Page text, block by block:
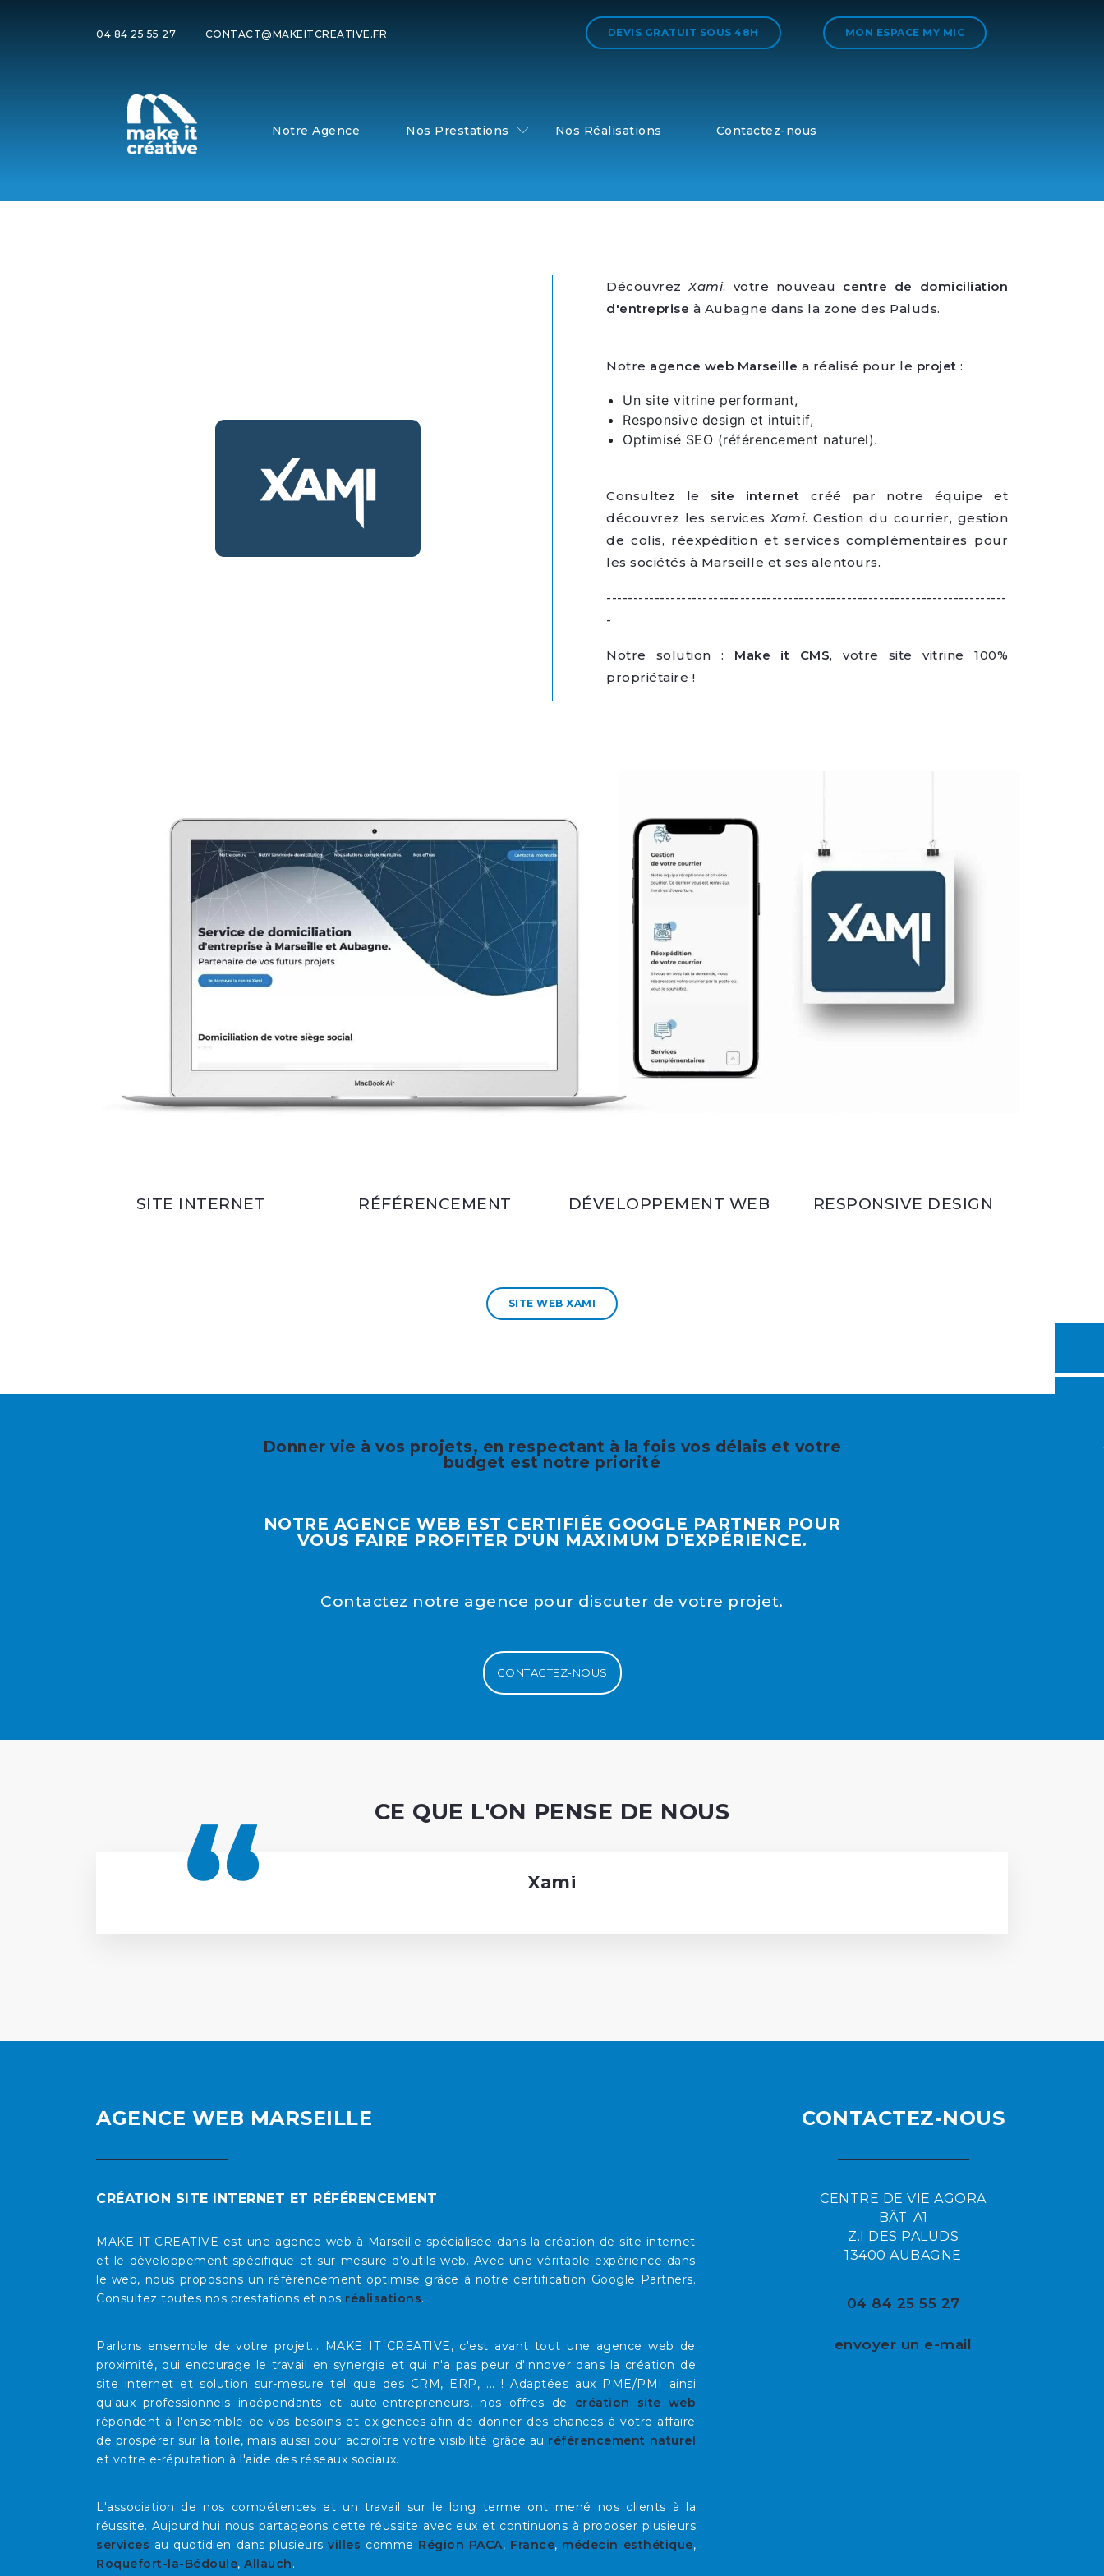
04 84 25 55 27 CONTACT@MAKEITCREATIVE.FR DEVIS GRATUIT SOUS 48H MON ESPACE MY MIC
Notre Agence Nos Prestations Nos Réalisations Contactez-nous
Découvrez Xami, votre nouveau centre de domiciliation
d'entreprise à Aubagne dans la zone des Paluds.
Notre agence web Marseille a réalisé pour le projet :
Un site vitrine performant,
Responsive design et intuitif,
Optimisé SEO (référencement naturel).
Consultez le site internet
créé par notre équipe et
découvrez les servicesXami. Gestion du courrier, gestion
de colis, réexpédition et services complémentaires pour
les sociétés à Marseille et ses alentours.
---------------------------------------------------------------------------
-
Notre solution : Make it CMS, votre site vitrine 100%
propriétaire !
SITE INTERNET RÉFÉRENCEMENT DÉVELOPPEMENT WEB RESPONSIVE DESIGN
SITE WEB XAMI
Donner vie à vos projets, en respectant à la fois vos délais et votre
budget est notre priorité
NOTRE AGENCE WEB EST CERTIFIÉE GOOGLE PARTNER POUR
VOUS FAIRE PROFITER D'UN MAXIMUM D'EXPÉRIENCE.
Contactez notre agence pour discuter de votre projet.
CONTACTEZ-NOUS
CE QUE L'ON PENSE DE NOUS
Xami
AGENCE WEB MARSEILLE
CRÉATION SITE INTERNET ET RÉFÉRENCEMENT
MAKE IT CREATIVE est une agence web à Marseille spécialisée dans la création de site internet
et le développement spécifique et sur mesure d'outils web. Avec une véritable expérience dans
le web, nous proposons un référencement optimisé grâce à notre certification Google Partners.
Consultez toutes nos prestations et nos réalisations.
Parlons ensemble de votre projet... MAKE IT CREATIVE, c'est avant tout une agence web de
proximité, qui encourage le travail en synergie et qui n'a pas peur d'innover dans la création de
site internet et solution sur-mesure tel que des CRM, ERP, ... ! Adaptées aux PME/PMI ainsi
qu'aux professionnels indépendants et auto-entrepreneurs, nos offres de création site web
répondent à l'ensemble de vos besoins et exigences afin de donner des chances à votre affaire
de prospérer sur la toile, mais aussi pour accroître votre visibilité grâce au référencement naturel
et votre e-réputation à l'aide des réseaux sociaux.
L'association de nos compétences et un travail sur le long terme ont mené nos clients à la
réussite. Aujourd'hui nous partageons cette réussite avec eux et continuons à proposer plusieurs
services au quotidien dans plusieursvilles comme Région PACA, France, médecin esthétique,
Roquefort-la-Bédoule, Allauch.
CONTACTEZ-NOUS
CENTRE DE VIE AGORA
BÂT. A1
Z.I DES PALUDS
13400 AUBAGNE
04 84 25 55 27
envoyer un e-mail